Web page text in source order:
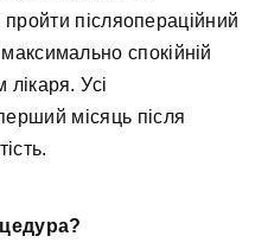
післяопераційний
спокійній
Усі
місяць після